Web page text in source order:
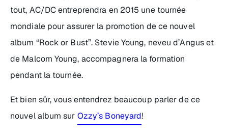
tout, AC/DC entreprendra en 2015 une tournée
mondiale pour assurer la promotion de ce nouvel
album “Rock or Bust”. Stevie Young, neveu d’Angus et
de Malcom Young, accompagnera la formation
pendant la tournée.
Et bien sûr, vous entendrez beaucoup parler de ce
nouvel album sur Ozzy’s Boneyard!